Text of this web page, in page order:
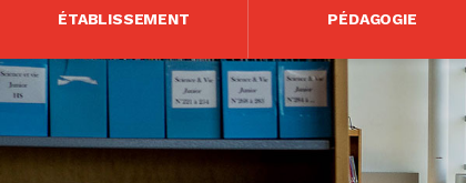
ÉTABLISSEMENT PÉDAGOGIE